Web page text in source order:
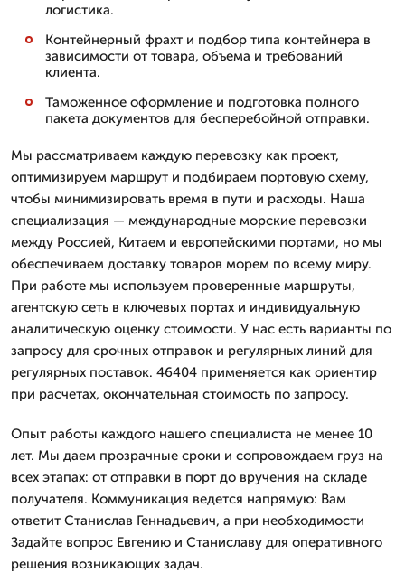
логистика.
Контейнерный фрахт и подбор типа контейнера в
зависимости от товара, объема и требований
клиента.
Таможенное оформление и подготовка полного
пакета документов для бесперебойной отправки.
Мы рассматриваем каждую перевозку как проект,
оптимизируем маршрут и подбираем портовую схему,
чтобы минимизировать время в пути и расходы. Наша
специализация — международные морские перевозки
между Россией, Китаем и европейскими портами, но мы
обеспечиваем доставку товаров морем по всему миру.
При работе мы используем проверенные маршруты,
агентскую сеть в ключевых портах и индивидуальную
аналитическую оценку стоимости. У нас есть варианты по
запросу для срочных отправок и регулярных линий для
регулярных поставок. 46404 применяется как ориентир
при расчетах, окончательная стоимость по запросу.
Опыт работы каждого нашего специалиста не менее 10
лет. Мы даем прозрачные сроки и сопровождаем груз на
всех этапах: от отправки в порт до вручения на складе
получателя. Коммуникация ведется напрямую: Вам
ответит Станислав Геннадьевич, а при необходимости
Задайте вопрос Евгению и Станиславу для оперативного
решения возникающих задач.